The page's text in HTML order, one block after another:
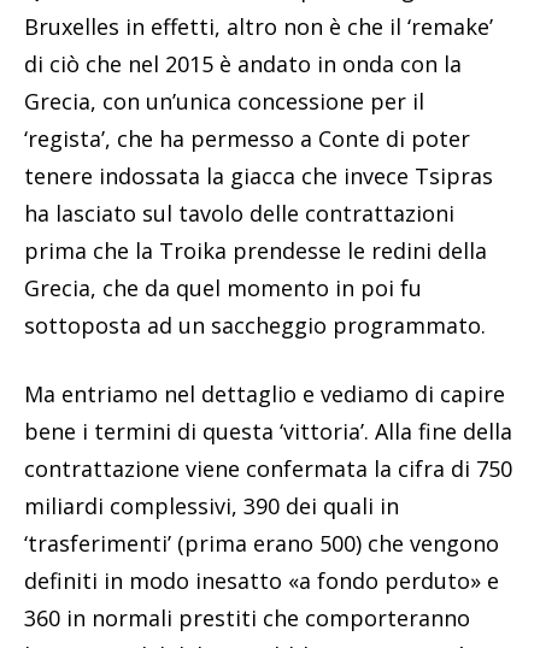
Bruxelles in effetti, altro non è che il ‘remake’
di ciò che nel 2015 è andato in onda con la
Grecia, con un’unica concessione per il
‘regista’, che ha permesso a Conte di poter
tenere indossata la giacca che invece Tsipras
ha lasciato sul tavolo delle contrattazioni
prima che la Troika prendesse le redini della
Grecia, che da quel momento in poi fu
sottoposta ad un saccheggio programmato.
Ma entriamo nel dettaglio e vediamo di capire
bene i termini di questa ‘vittoria’. Alla fine della
contrattazione viene confermata la cifra di 750
miliardi complessivi, 390 dei quali in
‘trasferimenti’ (prima erano 500) che vengono
definiti in modo inesatto «a fondo perduto» e
360 in normali prestiti che comporteranno